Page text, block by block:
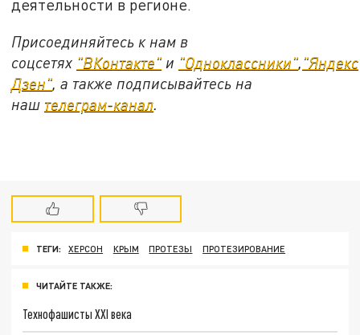
деятельности в регионе.
Присоединяйтесь к нам в
соцсетях "ВКонтакте" и "Одноклассники", "Яндекс
Дзен", а также подписывайтесь на
наш телеграм-канал.
ТЕГИ: ХЕРСОН КРЫМ ПРОТЕЗЫ ПРОТЕЗИРОВАНИЕ
ЧИТАЙТЕ ТАКЖЕ:
Технофашисты XXI века